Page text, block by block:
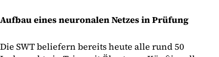
Aufbau eines neuronalen Netzes in Prüfung
Die SWT beliefern bereits heute alle rund 50